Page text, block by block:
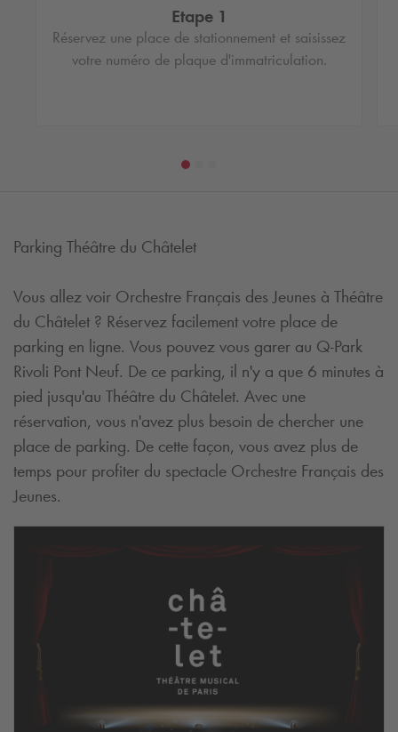
Etape 1
Réservez une place de stationnement et saisissez
votre numéro de plaque d'immatriculation.
Parking Théâtre du Châtelet
Vous allez voir Orchestre Français des Jeunes à Théâtre
du Châtelet ? Réservez facilement votre place de
parking en ligne. Vous pouvez vous garer au Q-Park
Rivoli Pont Neuf. De ce parking, il n'y a que 6 minutes à
pied jusqu'au Théâtre du Châtelet. Avec une
réservation, vous n'avez plus besoin de chercher une
place de parking. De cette façon, vous avez plus de
temps pour profiter du spectacle Orchestre Français des
Jeunes.